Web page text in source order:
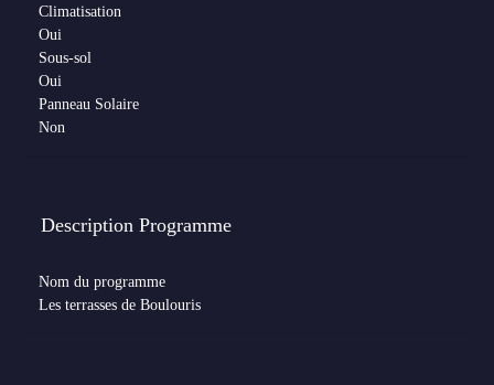
Climatisation
Oui
Sous-sol
Oui
Panneau Solaire
Non
Description Programme
Nom du programme
Les terrasses de Boulouris